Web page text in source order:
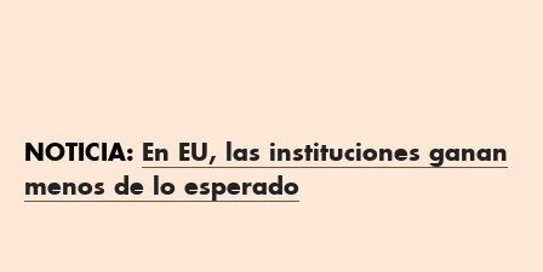
NOTICIA: En EU, las instituciones ganan
menos de lo esperado